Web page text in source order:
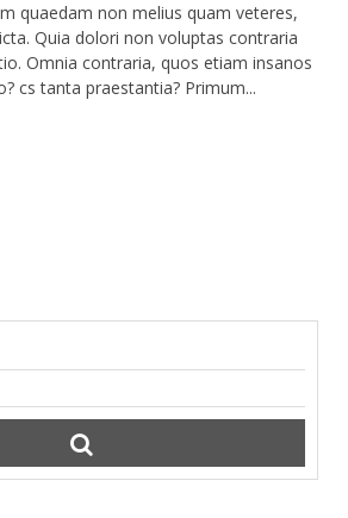
quaedam non melius quam veteres,
Quia dolori non voluptas contraria
Omnia contraria, quos etiam insanos
cs tanta praestantia? Primum...